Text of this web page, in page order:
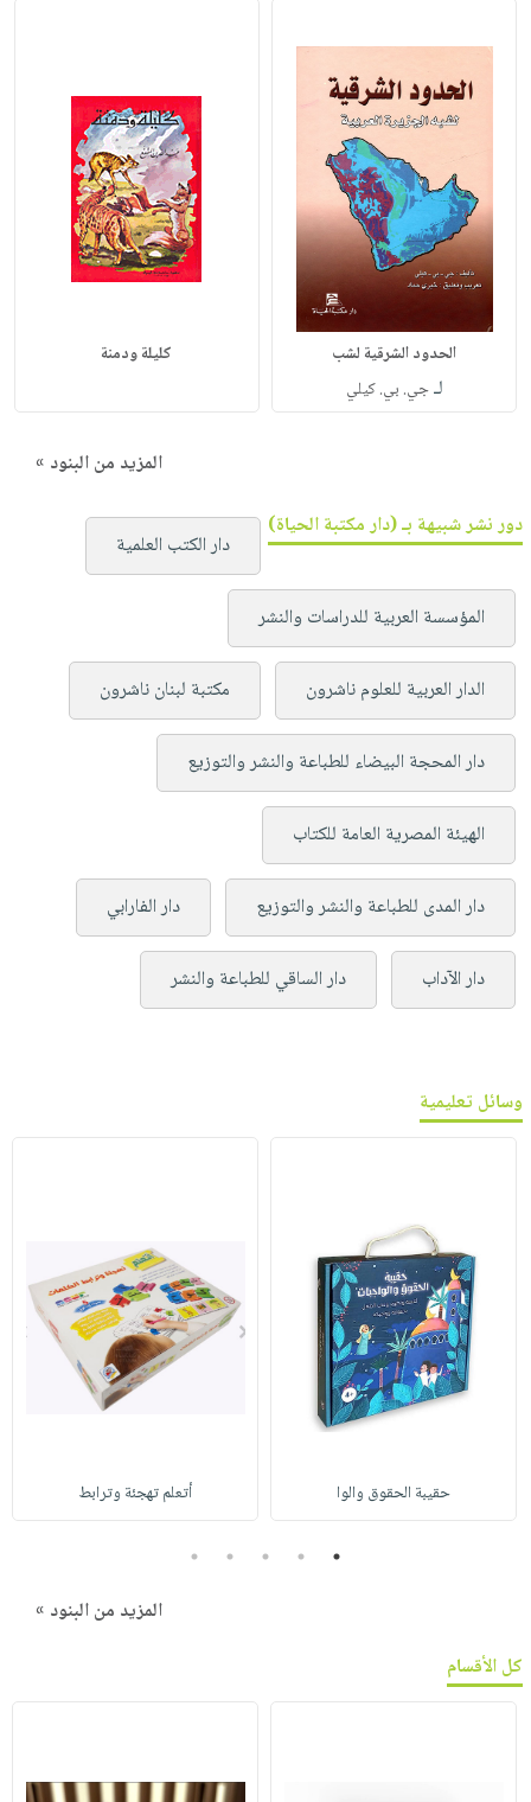
الحدود الشرقية لشب
لـجي. بي. كيلي
كليلة ودمنة
المزيد من البنود »
دور نشر شبيهة بـ (دار مكتبة الحياة)
دار الكتب العلمية
المؤسسة العربية للدراسات والنشر
الدار العربية للعلوم ناشرون مكتبة لبنان ناشرون
دار المحجة البيضاء للطباعة والنشر والتوزيع
الهيئة المصرية العامة للكتاب
دار المدى للطباعة والنشر والتوزيع دار الفارابي
دار الآداب دار الساقي للطباعة والنشر
وسائل تعليمية
حقيبة الحقوق والوا أتعلم تهجئة وترابط
1
2
3
4
5
المزيد من البنود »
كل الأقسام